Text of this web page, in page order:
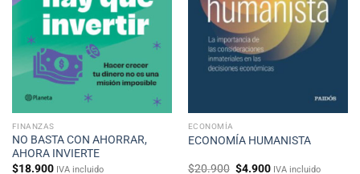
FINANZAS
NO BASTA CON AHORRAR,
AHORA INVIERTE
$18.900 IVA incluido
ECONOMÍA
ECONOMÍA HUMANISTA
$20.900 El
$4.900ElIVA incluido